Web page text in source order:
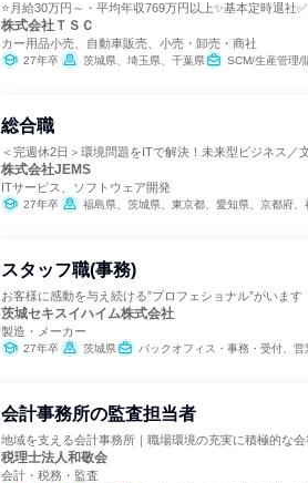
⭐月給30万円～・平均年収769万円以上✨基本定時退社✅
株式会社ＴＳＣ
カー用品小売、自動車販売、小売・卸売・商社
27年卒 茨城県、埼玉県、千葉県 SCM/生産管理/
総合職
＜完週休2日＞環境問題をITで解決！未来型ビジネス／
株式会社JEMS
ITサービス、ソフトウェア開発
27年卒 福島県、茨城県、東京都、愛知県、京都府、
スタッフ職(事務)
お客様に感動を与え続ける”プロフェショナル”がいます
茨城セキスイハイム株式会社
製造・メーカー
27年卒 茨城県 バックオフィス・事務・受付、
会計事務所の監査担当者
地域を支える会計事務所｜職場環境の充実に積極的な会
税理士法人和敬会
会計・税務・監査